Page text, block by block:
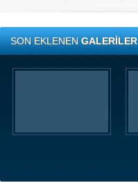
SON EKLENENGALERİLER